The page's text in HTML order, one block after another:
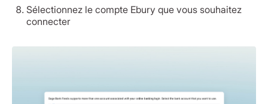
Sélectionnez le compte Ebury que vous souhaitez
connecter